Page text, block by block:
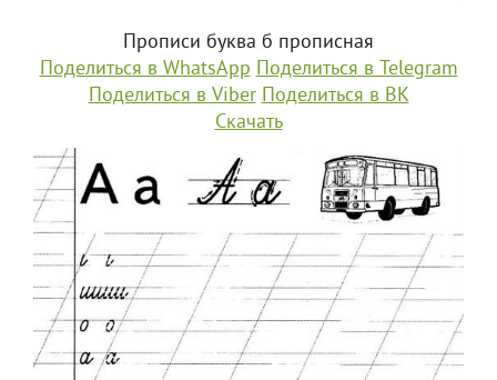
Прописи буква б прописная
Поделиться в WhatsApp Поделиться в Telegram
Поделиться в Viber Поделиться в ВК
Скачать